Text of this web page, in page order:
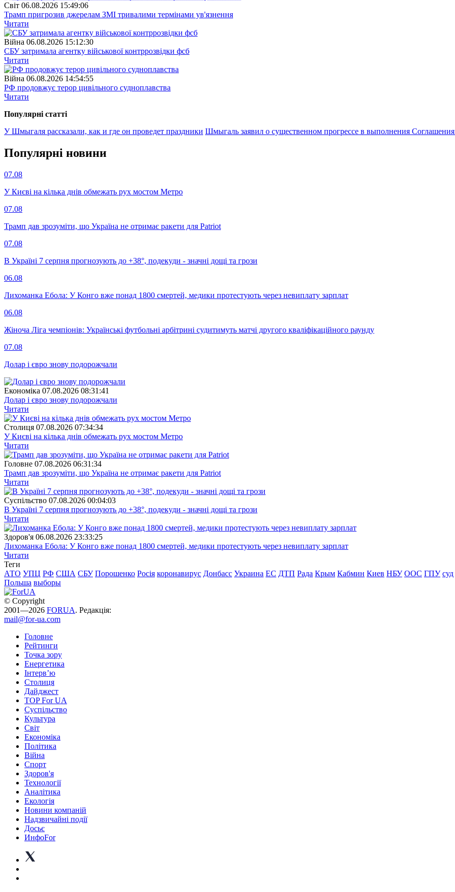
Свiт 06.08.2026 15:49:06
Трамп пригрозив джерелам ЗМІ тривалими термінами ув'язнення
Читати
Війна 06.08.2026 15:12:30
СБУ затримала агентку військової контррозвідки фсб
Читати
Війна 06.08.2026 14:54:55
РФ продовжує терор цивільного судноплавства
Читати
Популярнi статтi
У Шмыгаля рассказали, как и где он проведет праздники Шмыгаль заявил о существенном прогрессе в выполнения
Популярнi новини
07.08
У Києві на кілька днів обмежать рух мостом Метро
07.08
Трамп дав зрозуміти, що Україна не отримає ракети для Patriot
07.08
В Україні 7 серпня прогнозують до +38°, подекуди - значні дощі та грози
06.08
Лихоманка Ебола: У Конго вже понад 1800 смертей, медики протестують через невиплату зарплат
06.08
Жіноча Ліга чемпіонів: Українські футбольні арбітрині судитимуть матчі другого кваліфікаційного раунду
07.08
Долар і євро знову подорожчали
Економіка 07.08.2026 08:31:41
Долар і євро знову подорожчали
Читати
Столиця 07.08.2026 07:34:34
У Києві на кілька днів обмежать рух мостом Метро
Читати
Головне 07.08.2026 06:31:34
Трамп дав зрозуміти, що Україна не отримає ракети для Patriot
Читати
Суспiльство 07.08.2026 00:04:03
В Україні 7 серпня прогнозують до +38°, подекуди - значні дощі та грози
Читати
Здоров'я 06.08.2026 23:33:25
Лихоманка Ебола: У Конго вже понад 1800 смертей, медики протестують через невиплату зарплат
Читати
Теги
АТО УПЦ РФ США СБУ Порошенко Росія коронавирус Донбасс Украина ЕС ДТП Рада Крым Кабмин Киев НБУ ООС ГПУ суд
Польша выборы
© Copyright
2001—2026 FORUA. Редакція:
mail@for-ua.com
Головне
Рейтинги
Точка зору
Енергетика
Інтерв’ю
Столиця
Дайджест
TOP For UA
Суспiльство
Культура
Світ
Економіка
Політика
Війна
Спорт
Здоров'я
Технології
Аналітика
Екологія
Новини компаній
Надзвичайні події
Досьє
ИнфоFor